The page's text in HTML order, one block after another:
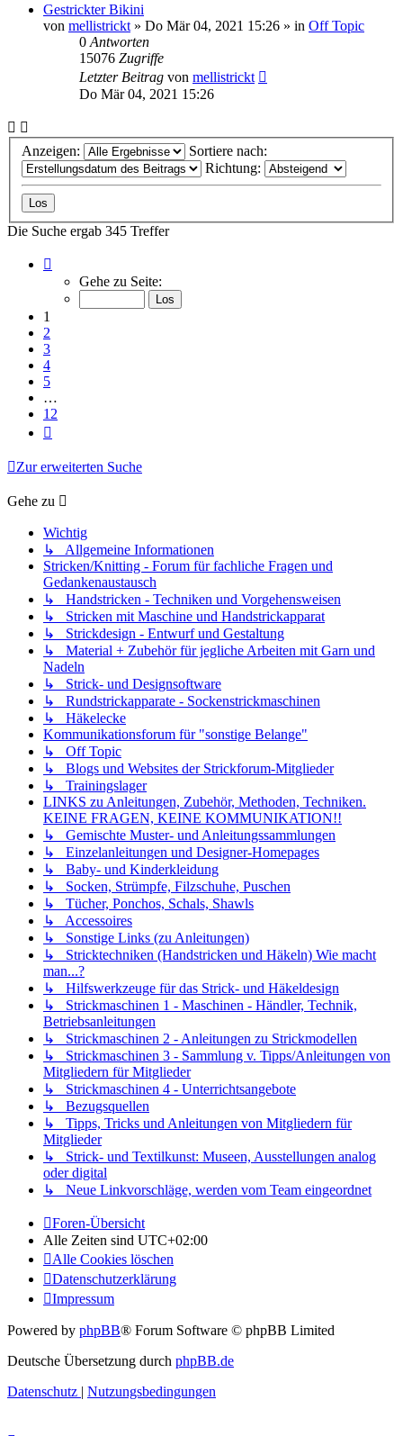
Gestrickter Bikini
von mellistrickt » Do Mär 04, 2021 15:26 » in Off Topic
0 Antworten
15076 Zugriffe
Letzter Beitrag von mellistrickt
Do Mär 04, 2021 15:26
Anzeigen:
Sortiere nach:
Richtung:
Die Suche ergab 345 Treffer
von
Gehe zu Seite:
1
2
3
4
5
…
12
Zur erweiterten Suche
Gehe zu
Wichtig
↳ Allgemeine Informationen
Stricken/Knitting - Forum für fachliche Fragen und
Gedankenaustausch
↳ Handstricken - Techniken und Vorgehensweisen
↳ Stricken mit Maschine und Handstrickapparat
↳ Strickdesign - Entwurf und Gestaltung
↳ Material + Zubehör für jegliche Arbeiten mit Garn und
Nadeln
↳ Strick- und Designsoftware
↳ Rundstrickapparate - Sockenstrickmaschinen
↳ Häkelecke
Kommunikationsforum für "sonstige Belange"
↳ Off Topic
↳ Blogs und Websites der Strickforum-Mitglieder
↳ Trainingslager
LINKS zu Anleitungen, Zubehör, Methoden, Techniken.
KEINE FRAGEN, KEINE KOMMUNIKATION!!
↳ Gemischte Muster- und Anleitungssammlungen
↳ Einzelanleitungen und Designer-Homepages
↳ Baby- und Kinderkleidung
↳ Socken, Strümpfe, Filzschuhe, Puschen
↳ Tücher, Ponchos, Schals, Shawls
↳ Accessoires
↳ Sonstige Links (zu Anleitungen)
↳ Stricktechniken (Handstricken und Häkeln) Wie macht
man...?
↳ Hilfswerkzeuge für das Strick- und Häkeldesign
↳ Strickmaschinen 1 - Maschinen - Händler, Technik,
Betriebsanleitungen
↳ Strickmaschinen 2 - Anleitungen zu Strickmodellen
↳ Strickmaschinen 3 - Sammlung v. Tipps/Anleitungen von
Mitgliedern für Mitglieder
↳ Strickmaschinen 4 - Unterrichtsangebote
↳ Bezugsquellen
↳ Tipps, Tricks und Anleitungen von Mitgliedern für
Mitglieder
↳ Strick- und Textilkunst: Museen, Ausstellungen analog
oder digital
↳ Neue Linkvorschläge, werden vom Team eingeordnet
Foren-Übersicht
Alle Zeiten sind UTC+02:00
Alle Cookies löschen
Datenschutzerklärung
Impressum
Powered by phpBB® Forum Software © phpBB Limited
Deutsche Übersetzung durch phpBB.de
Datenschutz
Nutzungsbedingungen